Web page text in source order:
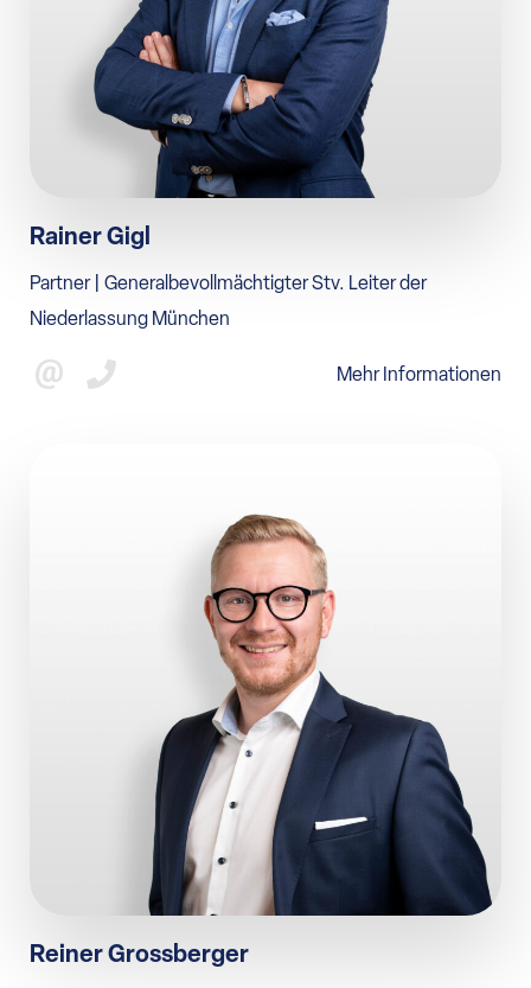
Rainer Gigl
Partner | Generalbevollmächtigter Stv. Leiter der
Niederlassung München
Mehr Informationen
Reiner Grossberger